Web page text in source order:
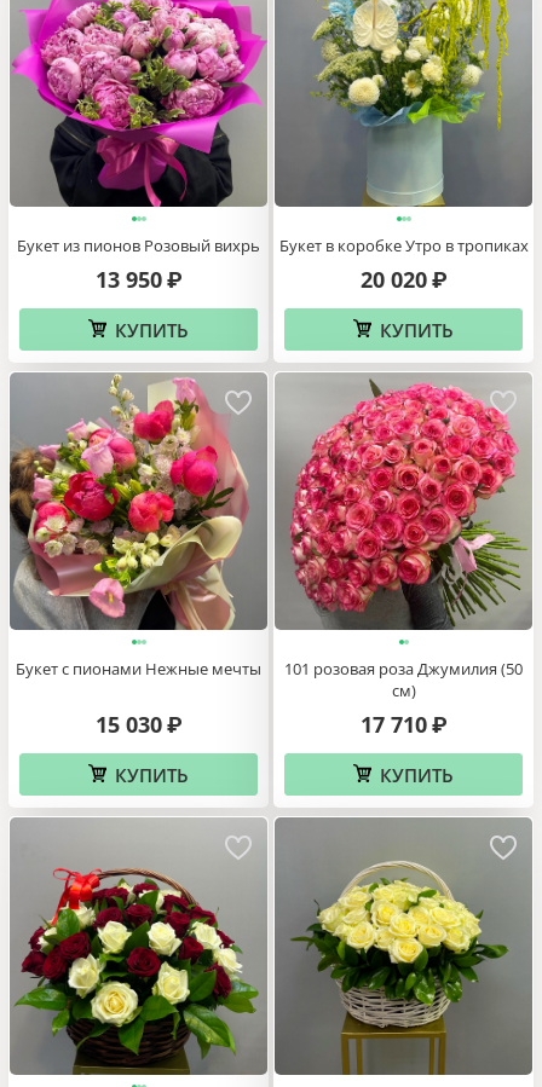
Букет из пионов Розовый вихрь
13 950 ₽
КУПИТЬ
Букет в коробке Утро в тропиках
20 020 ₽
КУПИТЬ
Букет с пионами Нежные мечты
15 030 ₽
КУПИТЬ
101 розовая роза Джумилия (50
см)
17 710 ₽
КУПИТЬ